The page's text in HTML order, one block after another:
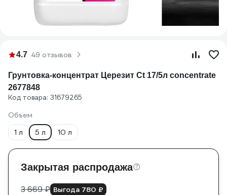
4.7 49 отзывов
Грунтовка-концентрат Церезит Ct 17/5л concentrate
2677848
Код товара: 31679265
Объем
1 л
5 л 10 л
Закрытая распродажа
3 669 ₽ Выгода 780 ₽